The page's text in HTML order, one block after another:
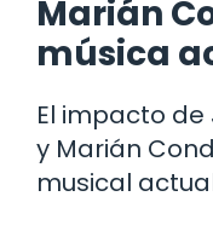
Marián
música
El impacto
y Marián
musical